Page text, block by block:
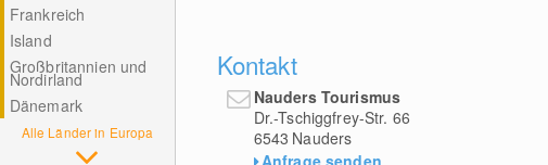
Frankreich
Island
Großbritannien und
Nordirland
Dänemark
Alle Länder in Europa
Kontakt
Nauders Tourismus
Dr.-Tschiggfrey-Str. 66
6543 Nauders
Anfrage senden